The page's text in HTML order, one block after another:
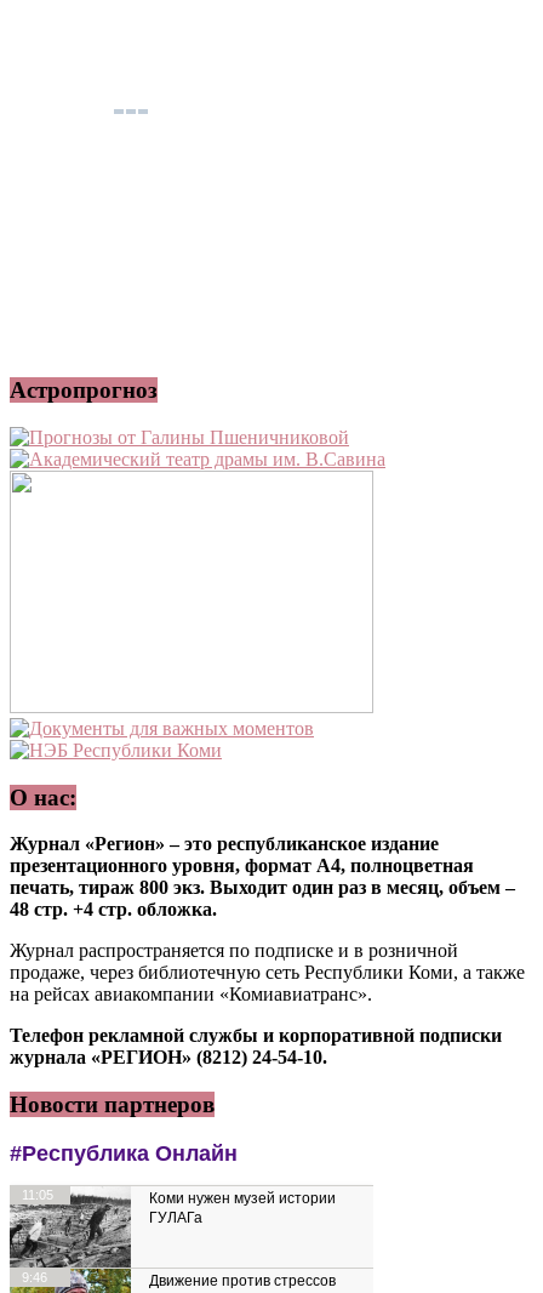
Астропрогноз
О нас:
Журнал «Регион» – это республиканское издание
презентационного уровня, формат А4, полноцветная
печать, тираж 800 экз. Выходит один раз в месяц, объем –
48 стр. +4 стр. обложка.
Журнал распространяется по подписке и в розничной
продаже, через библиотечную сеть Республики Коми, а также
на рейсах авиакомпании «Комиавиатранс».
Телефон рекламной службы и корпоративной подписки
журнала «РЕГИОН» (8212) 24-54-10.
Новости партнеров